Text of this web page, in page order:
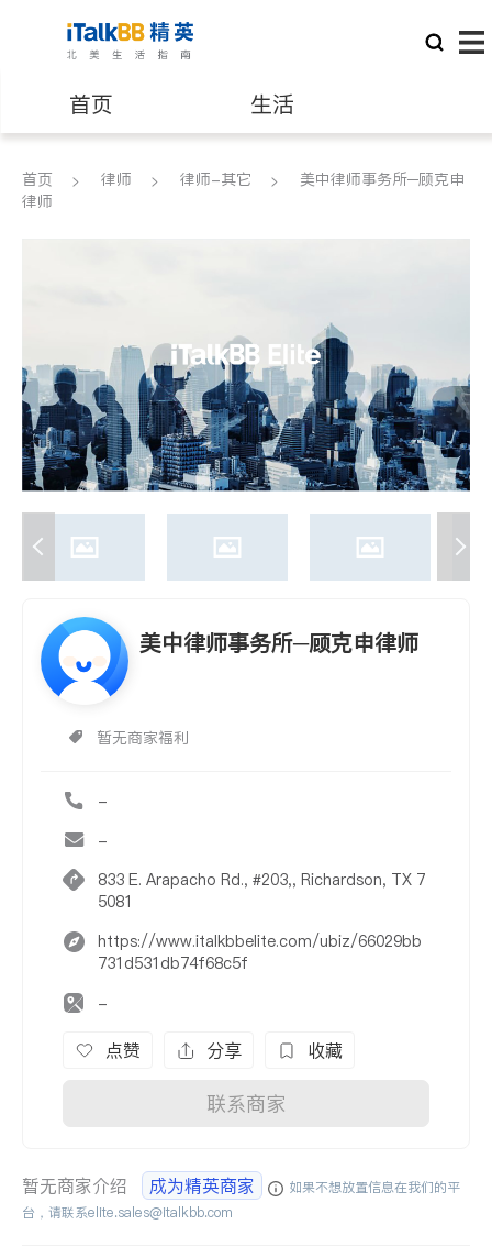
首页 生活
医生 律师
养老 非盈利组织
首页 律师 律师-其它
美中律师事务所─顾克申
律师
美中律师事务所─顾克申律师
暂无商家福利
-
-
833 E. Arapacho Rd., #203,, Richardson, TX 7
5081
https://www.italkbbelite.com/ubiz/66029bb
731d531db74f68c5f
-
点赞 分享 收藏
联系商家
暂无商家介绍 成为精英商家
如果不想放置信息在我们的平
台，请联系elite.sales@italkbb.com